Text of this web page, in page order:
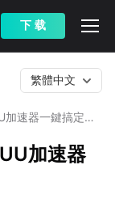
下 载
速器一鍵搞定網
繁體中文
加速器